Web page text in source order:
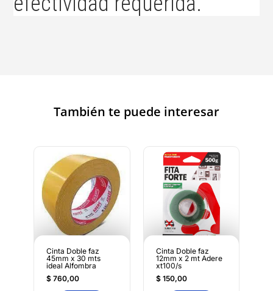
También te puede interesar
Cinta Doble faz
45mm x 30 mts
ideal Alfombra
$760,00
Cinta Doble faz
12mm x 2 mt Adere
xt100/s
$150,00